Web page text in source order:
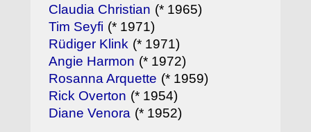
Claudia Christian (* 1965)
Tim Seyfi (* 1971)
Rüdiger Klink (* 1971)
Angie Harmon (* 1972)
Rosanna Arquette (* 1959)
Rick Overton (* 1954)
Diane Venora (* 1952)